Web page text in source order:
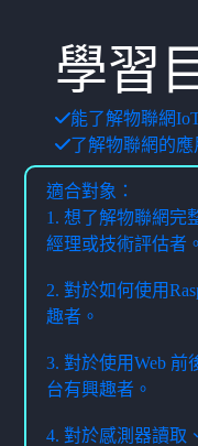
學習
能了解物聯網
了解物聯網的應
適合對象：
1. 想了解物聯網完
經理或技術評估者。
2. 對於如何使用
趣者。
3. 對於使用Web
台有興趣者。
4. 對於感測器讀取